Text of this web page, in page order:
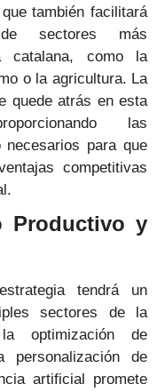
también facilitará
sectores más
catalana, como la
o la agricultura. La
quede atrás en esta
las
necesarios para que
competitivas
Productivo y
tendrá un
sectores de la
optimización de
personalización de
artificial promete